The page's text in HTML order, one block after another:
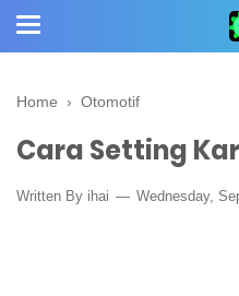
Home › Otomotif
Cara Setting
Written By ihai Wednesday,